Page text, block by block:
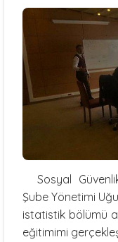
Sosyal
Şube Yönetimi
istatistik bölümü
eğitimimi